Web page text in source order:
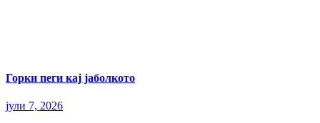
Горки пеги кај јаболкото
јули 7, 2026